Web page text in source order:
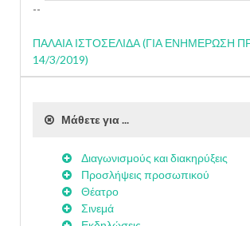
--
ΠΑΛΑΙΑ ΙΣΤΟΣΕΛΙΔΑ (ΓΙΑ ΕΝΗΜΕΡΩΣΗ
14/3/2019)
Μάθετε για ...
Διαγωνισμούς και διακηρύξεις
Προσλήψεις προσωπικού
Θέατρο
Σινεμά